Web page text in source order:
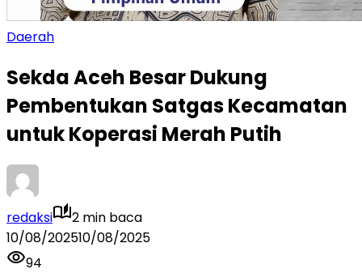
Daerah
Sekda Aceh Besar Dukung
Pembentukan Satgas Kecamatan
untuk Koperasi Merah Putih
redaksi
2 min baca
10/08/202510/08/2025
94